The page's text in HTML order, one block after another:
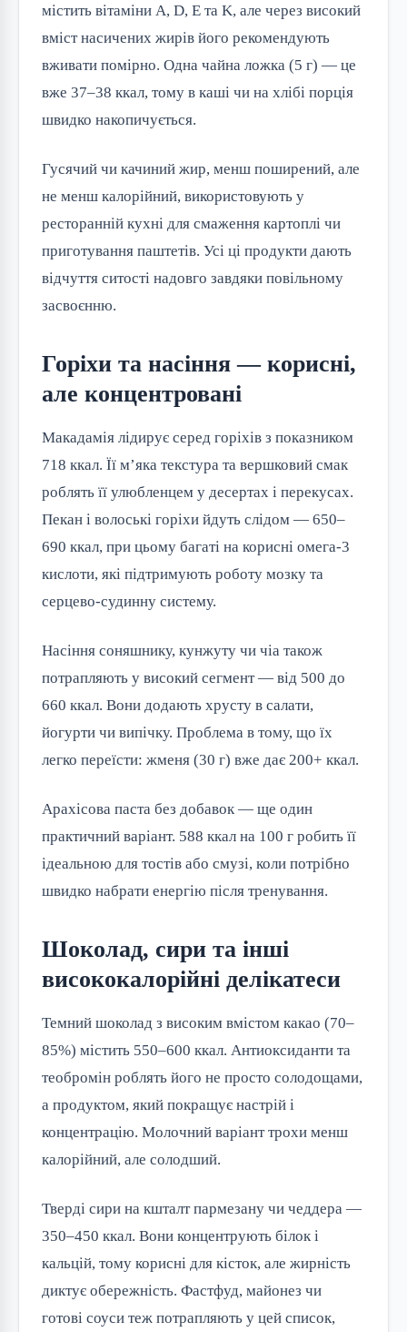
містить вітаміни A, D, E та K, але через високий
вміст насичених жирів його рекомендують
вживати помірно. Одна чайна ложка (5 г) — це
вже 37–38 ккал, тому в каші чи на хлібі порція
швидко накопичується.
Гусячий чи качиний жир, менш поширений, але
не менш калорійний, використовують у
ресторанній кухні для смаження картоплі чи
приготування паштетів. Усі ці продукти дають
відчуття ситості надовго завдяки повільному
засвоєнню.
Горіхи та насіння — корисні,
але концентровані
Макадамія лідирує серед горіхів з показником
718 ккал. Її м’яка текстура та вершковий смак
роблять її улюбленцем у десертах і перекусах.
Пекан і волоські горіхи йдуть слідом — 650–
690 ккал, при цьому багаті на корисні омега-3
кислоти, які підтримують роботу мозку та
серцево-судинну систему.
Насіння соняшнику, кунжуту чи чіа також
потрапляють у високий сегмент — від 500 до
660 ккал. Вони додають хрусту в салати,
йогурти чи випічку. Проблема в тому, що їх
легко переїсти: жменя (30 г) вже дає 200+ ккал.
Арахісова паста без добавок — ще один
практичний варіант. 588 ккал на 100 г робить її
ідеальною для тостів або смузі, коли потрібно
швидко набрати енергію після тренування.
Шоколад, сири та інші
висококалорійні делікатеси
Темний шоколад з високим вмістом какао (70–
85%) містить 550–600 ккал. Антиоксиданти та
теобромін роблять його не просто солодощами,
а продуктом, який покращує настрій і
концентрацію. Молочний варіант трохи менш
калорійний, але солодший.
Тверді сири на кшталт пармезану чи чеддера —
350–450 ккал. Вони концентрують білок і
кальцій, тому корисні для кісток, але жирність
диктує обережність. Фастфуд, майонез чи
готові соуси теж потрапляють у цей список,